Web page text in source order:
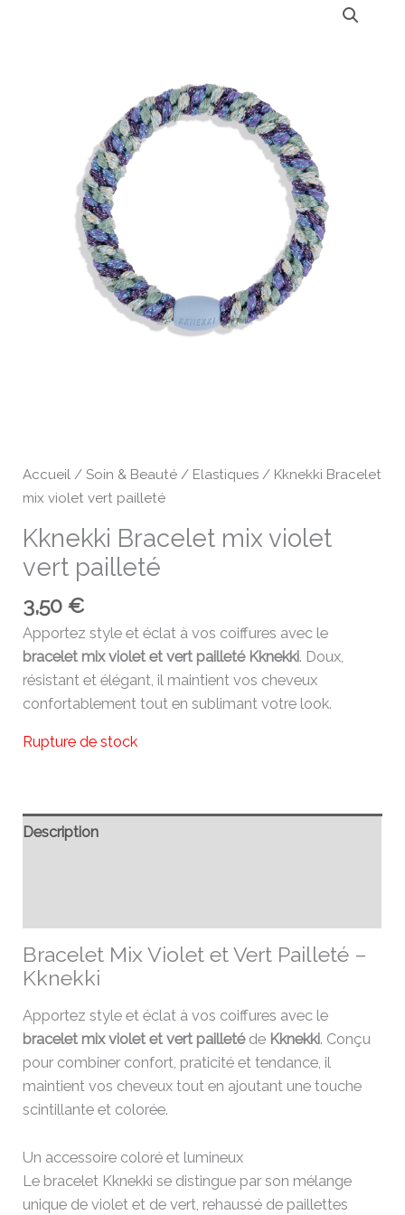
Accueil /Soin & Beauté / Elastiques / Kknekki Bracelet
mix violet vert pailleté
Kknekki Bracelet mix violet
vert pailleté
3,50€
Apportez style et éclat à vos coiffures avec le
bracelet mix violet et vert pailleté Kknekki. Doux,
résistant et élégant, il maintient vos cheveux
confortablement tout en sublimant votre look.
Rupture de stock
Description
Bracelet Mix Violet et Vert Pailleté –
Kknekki
Apportez style et éclat à vos coiffures avec le
bracelet mix violet et vert pailletéde Kknekki. Conçu
pour combiner confort, praticité et tendance, il
maintient vos cheveux tout en ajoutant une touche
scintillante et colorée.
Un accessoire coloré et lumineux
Le bracelet Kknekki se distingue par son mélange
unique de violet et de vert, rehaussé de paillettes